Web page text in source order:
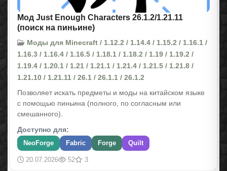
Мод Just Enough Characters 26.1.2/1.21.11
(поиск на пиньине)
Моды для Minecraft / 1.12.2 / 1.14.4 / 1.15.2 / 1.16.1 /
1.16.3 / 1.16.4 / 1.16.5 / 1.18.1 / 1.18.2 / 1.19 / 1.19.2 /
1.19.4 / 1.20.1 / 1.21 / 1.21.1 / 1.21.4 / 1.21.5 / 1.21.8 /
1.21.10 / 1.21.11 / 26.1 / 26.1.1 / 26.1.2
Позволяет искать предметы и моды на китайском языке
с помощью пиньина (полного, по согласным или
смешанного).
Доступно для:
NeoForge Fabric Forge Quilt
20.07.2026 52 3